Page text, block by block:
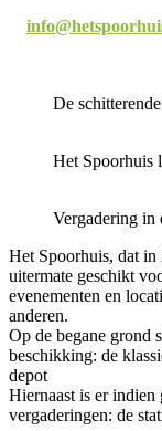
De
Het Spoorhuis
Vergadering in
Het Spoorhuis, dat in
uitermate geschikt
evenementen en
anderen.
Op de begane grond
beschikking: de
depot
Hiernaast is er indien
vergaderingen: de